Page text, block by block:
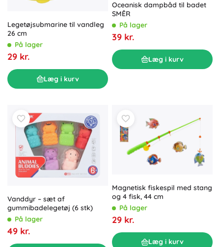
Legetøjsubmarine til vandleg
26 cm
På lager
29 kr.
Læg i kurv
Oceanisk dampbåd til badet
SMĚR
På lager
39 kr.
Læg i kurv
Vanddyr – sæt af
gummibadelegetøj (6 stk)
På lager
49 kr.
Magnetisk fiskespil med stang
og 4 fisk, 44 cm
På lager
29 kr.
Læg i kurv